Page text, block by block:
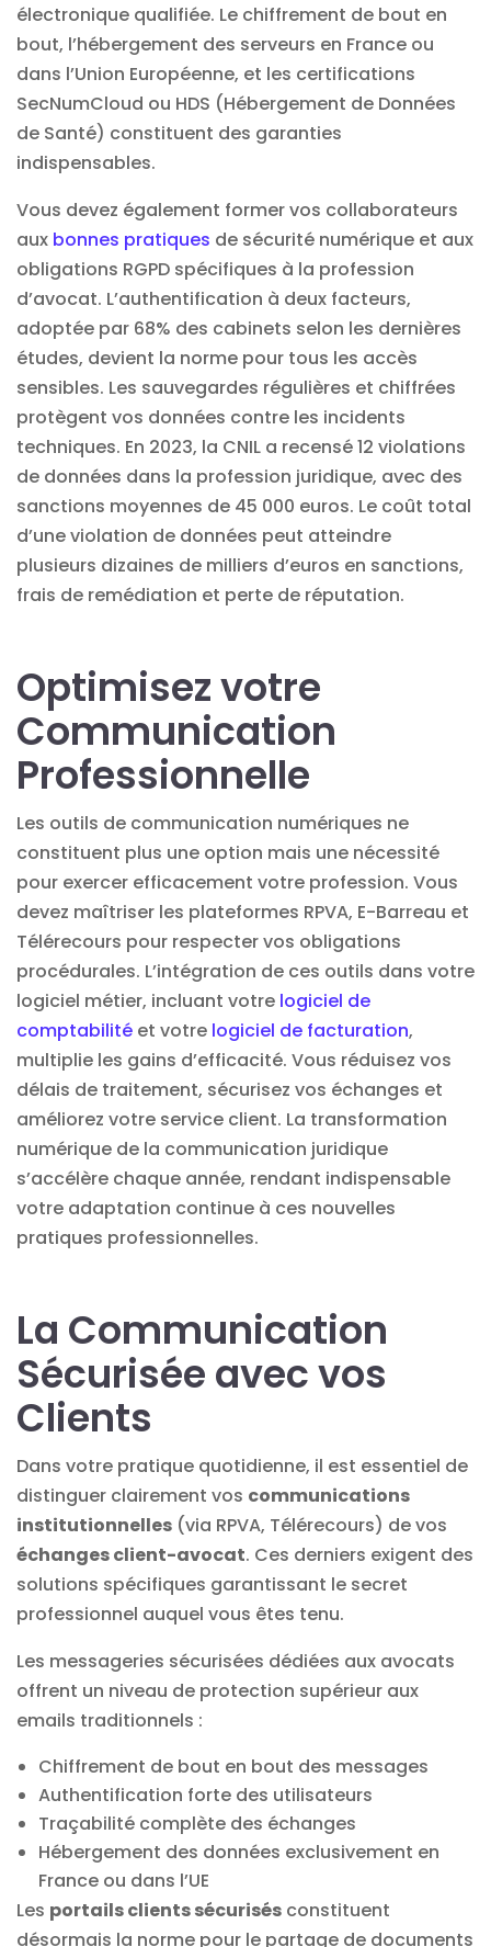
électronique qualifiée. Le chiffrement de bout en
bout, l’hébergement des serveurs en France ou
dans l’Union Européenne, et les certifications
SecNumCloud ou HDS (Hébergement de Données
de Santé) constituent des garanties
indispensables.
Vous devez également former vos collaborateurs
aux bonnes pratiques de sécurité numérique et aux
obligations RGPD spécifiques à la profession
d’avocat. L’authentification à deux facteurs,
adoptée par 68% des cabinets selon les dernières
études, devient la norme pour tous les accès
sensibles. Les sauvegardes régulières et chiffrées
protègent vos données contre les incidents
techniques. En 2023, la CNIL a recensé 12 violations
de données dans la profession juridique, avec des
sanctions moyennes de 45 000 euros. Le coût total
d’une violation de données peut atteindre
plusieurs dizaines de milliers d’euros en sanctions,
frais de remédiation et perte de réputation.
Optimisez votre
Communication
Professionnelle
Les outils de communication numériques ne
constituent plus une option mais une nécessité
pour exercer efficacement votre profession. Vous
devez maîtriser les plateformes RPVA, E-Barreau et
Télérecours pour respecter vos obligations
procédurales. L’intégration de ces outils dans votre
logiciel métier, incluant votre logiciel de
comptabilité et votre logiciel de facturation,
multiplie les gains d’efficacité. Vous réduisez vos
délais de traitement, sécurisez vos échanges et
améliorez votre service client. La transformation
numérique de la communication juridique
s’accélère chaque année, rendant indispensable
votre adaptation continue à ces nouvelles
pratiques professionnelles.
La Communication
Sécurisée avec vos
Clients
Dans votre pratique quotidienne, il est essentiel de
distinguer clairement vos communications
institutionnelles (via RPVA, Télérecours) de vos
échanges client-avocat. Ces derniers exigent des
solutions spécifiques garantissant le secret
professionnel auquel vous êtes tenu.
Les messageries sécurisées dédiées aux avocats
offrent un niveau de protection supérieur aux
emails traditionnels :
Chiffrement de bout en bout des messages
Authentification forte des utilisateurs
Traçabilité complète des échanges
Hébergement des données exclusivement en
France ou dans l’UE
Les portails clients sécurisés constituent
désormais la norme pour le partage de documents